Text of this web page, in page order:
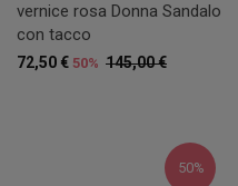
vernice rosa Donna Sandalo
con tacco
145,00 €
72,50 € 50%
50%